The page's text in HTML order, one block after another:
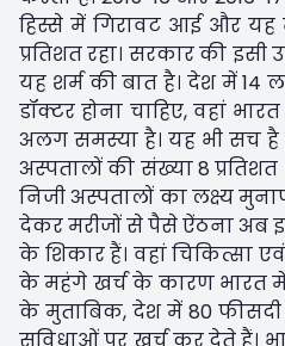
हिस्से में गिरावट आई और यह
प्रतिशत रहा। सरकार की
यह शर्म की बात है। देश में 14
डॉक्टर होना चाहिए, वहां
अलग समस्या है। यह भी सच है
अस्पतालों की संख्या 8
निजी अस्पतालों का लक्ष्य
देकर मरीजों से पैसे ऐंठना अब
के शिकार हैं। वहां चिकित्सा
के महंगे खर्च के कारण भारत में
के मुताबिक, देश में 80 फीसदी